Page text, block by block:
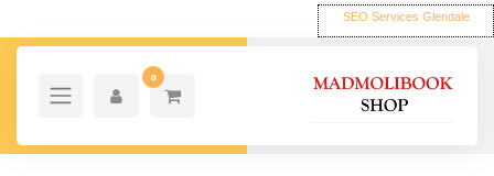
SEO Services Glendale
0